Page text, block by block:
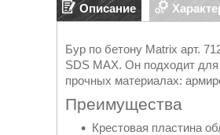
Описание
Бур по бетону Matrix арт.
SDS MAX. Он подходит
прочных материалах:
Преимущества
Крестовая пластина